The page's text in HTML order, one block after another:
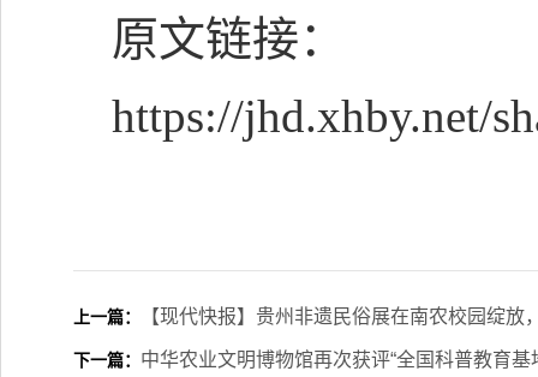
原文链接：
https://jhd.xhby.net/
上一篇： 【现代快报】贵州非遗民俗展在南农校园绽放
下一篇： 中华农业文明博物馆再次获评“全国科普教育基